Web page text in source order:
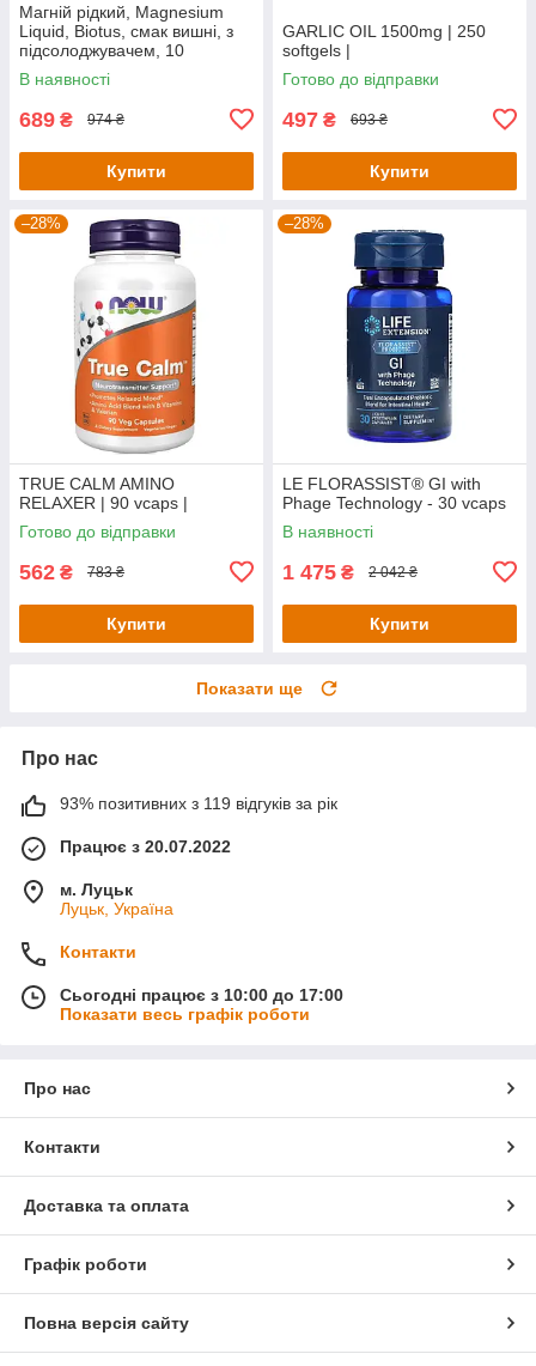
Магній рідкий, Magnesium
Liquid, Biotus, смак вишні, з
підсолоджувачем, 10
флаконів по 20 мл кожен
В наявності
689 ₴ 974 ₴
Купити
GARLIC OIL 1500mg | 250
softgels |
Готово до відправки
497 ₴ 693 ₴
Купити
–28%
TRUE CALM AMINO
RELAXER | 90 vcaps |
Готово до відправки
562 ₴ 783 ₴
Купити
–28%
LE FLORASSIST® GI with
Phage Technology - 30 vcaps
В наявності
1 475 ₴ 2 042 ₴
Купити
Показати ще
Про нас
93% позитивних з 119 відгуків за рік
Працює з 20.07.2022
м. Луцьк
Луцьк, Україна
Контакти
Сьогодні працює з 10:00 до 17:00
Показати весь графік роботи
Про нас
Контакти
Доставка та оплата
Графік роботи
Повна версія сайту